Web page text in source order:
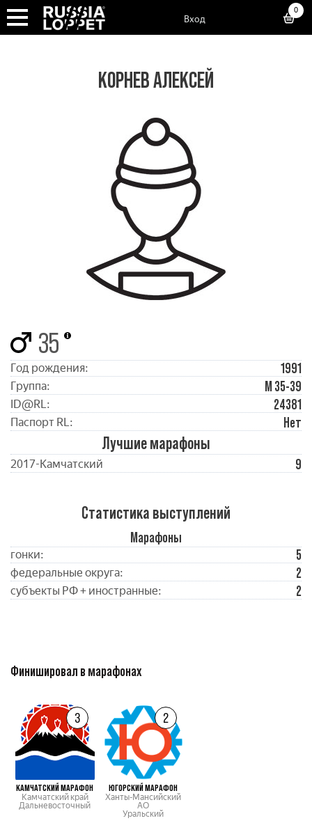
Вход
0
КОРНЕВ АЛЕКСЕЙ
35
Год рождения: 1991
Группа: М 35-39
ID@RL: 24381
Паспорт RL: Нет
Лучшие марафоны
2017-Камчатский 9
Статистика выступлений
Марафоны
гонки: 5
федеральные округа: 2
субъекты РФ + иностранные: 2
Финишировал в марафонах
3
КАМЧАТСКИЙ МАРАФОН
Камчатский край
Дальневосточный
2
ЮГОРСКИЙ МАРАФОН
Ханты-Мансийский
АО
Уральский